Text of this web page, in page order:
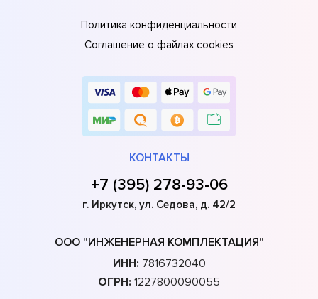
Политика конфиденциальности
Соглашение о файлах cookies
КОНТАКТЫ
+7 (395) 278-93-06
г. Иркутск, ул. Седова, д. 42/2
ООО "ИНЖЕНЕРНАЯ КОМПЛЕКТАЦИЯ"
ИНН: 7816732040
ОГРН: 1227800090055